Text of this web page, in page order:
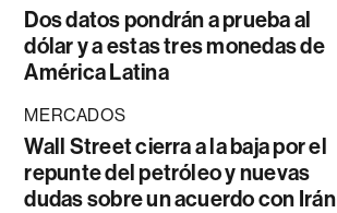
Dos datos pondrán a prueba al
dólar y a estas tres monedas de
América Latina
MERCADOS
Wall Street cierra a la baja por el
repunte del petróleo y nuevas
dudas sobre un acuerdo con Irán